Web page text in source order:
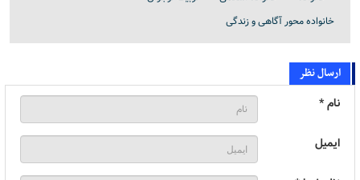
خانواده محور آگاهی و زندگی
ارسال نظر
نام *
ایمیل